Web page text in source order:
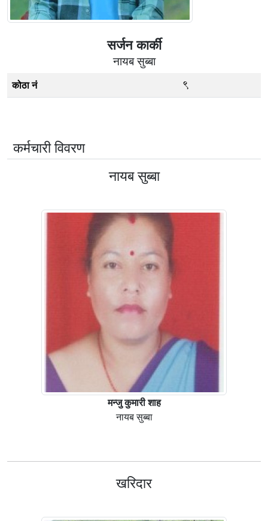
सर्जन कार्की
नायब सुब्बा
कोठा नं 9
कर्मचारी विवरण
नायब सुब्बा
मन्जु कुमारी शाह
नायब सुब्बा
खरिदार